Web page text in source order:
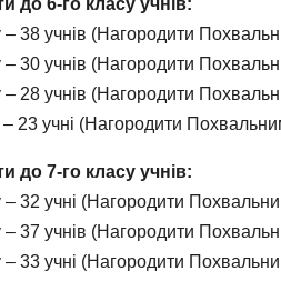
до 6-го класу учнів:
38 учнів (Нагородити
30 учнів (Нагородити
28 учнів (Нагородити
23 учні (Нагородити
до 7-го класу учнів:
32 учні (Нагородити
37 учнів (Нагородити
33 учні (Нагородити